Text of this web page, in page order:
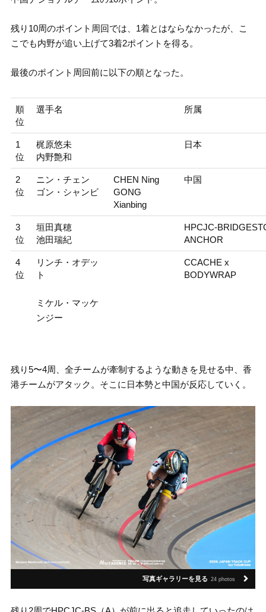
残り10周のポイント周回では、1着とはならなかったが、こ
こでも内野が追い上げて3着2ポイントを得る。
最後のポイント周回前に以下の順となった。
順
位
選手名 所属
1
位
梶原悠未
内野艶和
日本
2
位
ニン・チェン
ゴン・シャンビ
CHEN Ning
GONG
Xianbing
中国
3
位
垣田真穂
池田瑞紀
HPCJC-
ANCHOR
4
位
リンチ・オデッ
ト
ミケル・マッケ
ンジー
CCACHE x
BODYWRAP
残り5〜4周、全チームが牽制するような動きを見せる中、香
港チームがアタック。そこに日本勢と中国が反応していく。
写真ギャラリーを見る 24 photos